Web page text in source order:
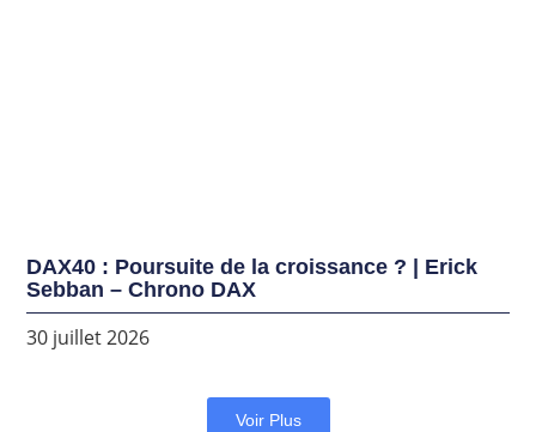
DAX40 : Poursuite de la croissance ? | Erick
Sebban – Chrono DAX
30 juillet 2026
Voir Plus